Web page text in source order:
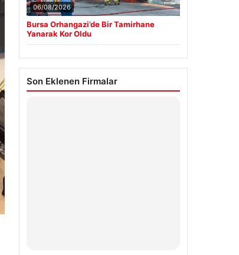
06/08/2026
Bursa Orhangazi’de Bir Tamirhane
Yanarak Kor Oldu
Son Eklenen Firmalar